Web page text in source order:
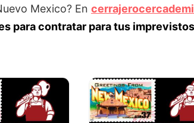
Mexico? En
para contratar para tus